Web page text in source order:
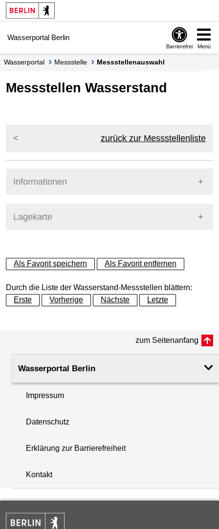
Springe zur Navigation
Springe zum Inhalt
Wasserportal Berlin
Barrierefrei Menü
Wasserportal Messstelle Messstellenauswahl
Messstellen Wasserstand
zurück zur Messstellenliste
Informationen
Lagekarte
+
−
+
−
Als Favorit speichern Als Favorit entfernen
Durch die Liste der Wasserstand-Messstellen blättern:
Erste
Vorherige Nächste Letzte
zum Seitenanfang
Wasserportal Berlin
Impressum
Datenschutz
Erklärung zur Barrierefreiheit
Kontakt